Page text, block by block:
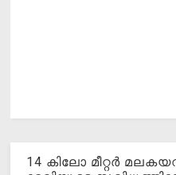
14 കിലോ മീറ്റര്‍